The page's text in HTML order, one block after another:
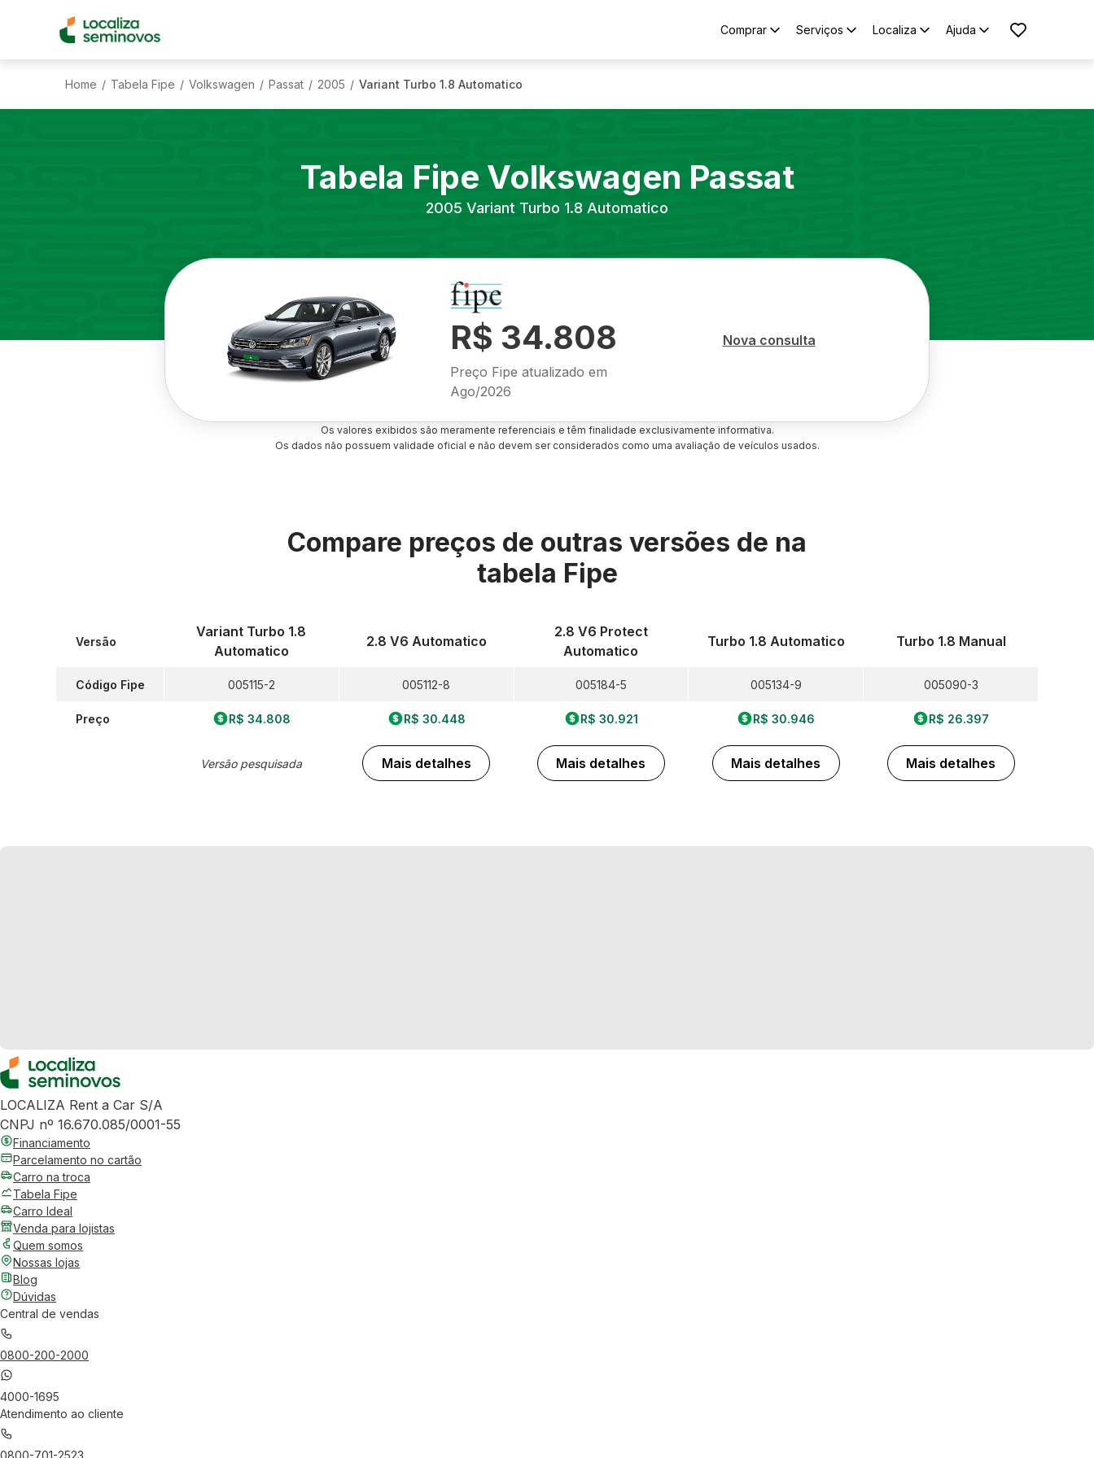
Comprar Serviços Localiza Ajuda
Home / Tabela Fipe / Volkswagen / Passat / 2005 / Variant Turbo 1.8 Automatico
Tabela Fipe Volkswagen Passat
2005 Variant Turbo 1.8 Automatico
R$ 34.808
Preço Fipe atualizado em
Ago/2026
Nova consulta
Os valores exibidos são meramente referenciais e têm finalidade exclusivamente informativa.
Os dados não possuem validade oficial e não devem ser considerados como uma avaliação de veículos usados.
Compare preços de outras versões de na
tabela Fipe
Versão
Código Fipe
Preço
Variant Turbo 1.8
Automatico
005115-2
R$ 34.808
Versão pesquisada
2.8 V6 Automatico
005112-8
R$ 30.448
Mais detalhes
2.8 V6 Protect
Automatico
005184-5
R$ 30.921
Mais detalhes
Turbo 1.8 Automatico
005134-9
R$ 30.946
Mais detalhes
Turbo 1.8 Manual
005090-3
R$ 26.397
Mais detalhes
LOCALIZA Rent a Car S/A
CNPJ nº 16.670.085/0001-55
Financiamento
Parcelamento no cartão
Carro na troca
Tabela Fipe
Carro Ideal
Venda para lojistas
Quem somos
Nossas lojas
Blog
Dúvidas
Central de vendas
0800-200-2000
4000-1695
Atendimento ao cliente
0800-701-2523